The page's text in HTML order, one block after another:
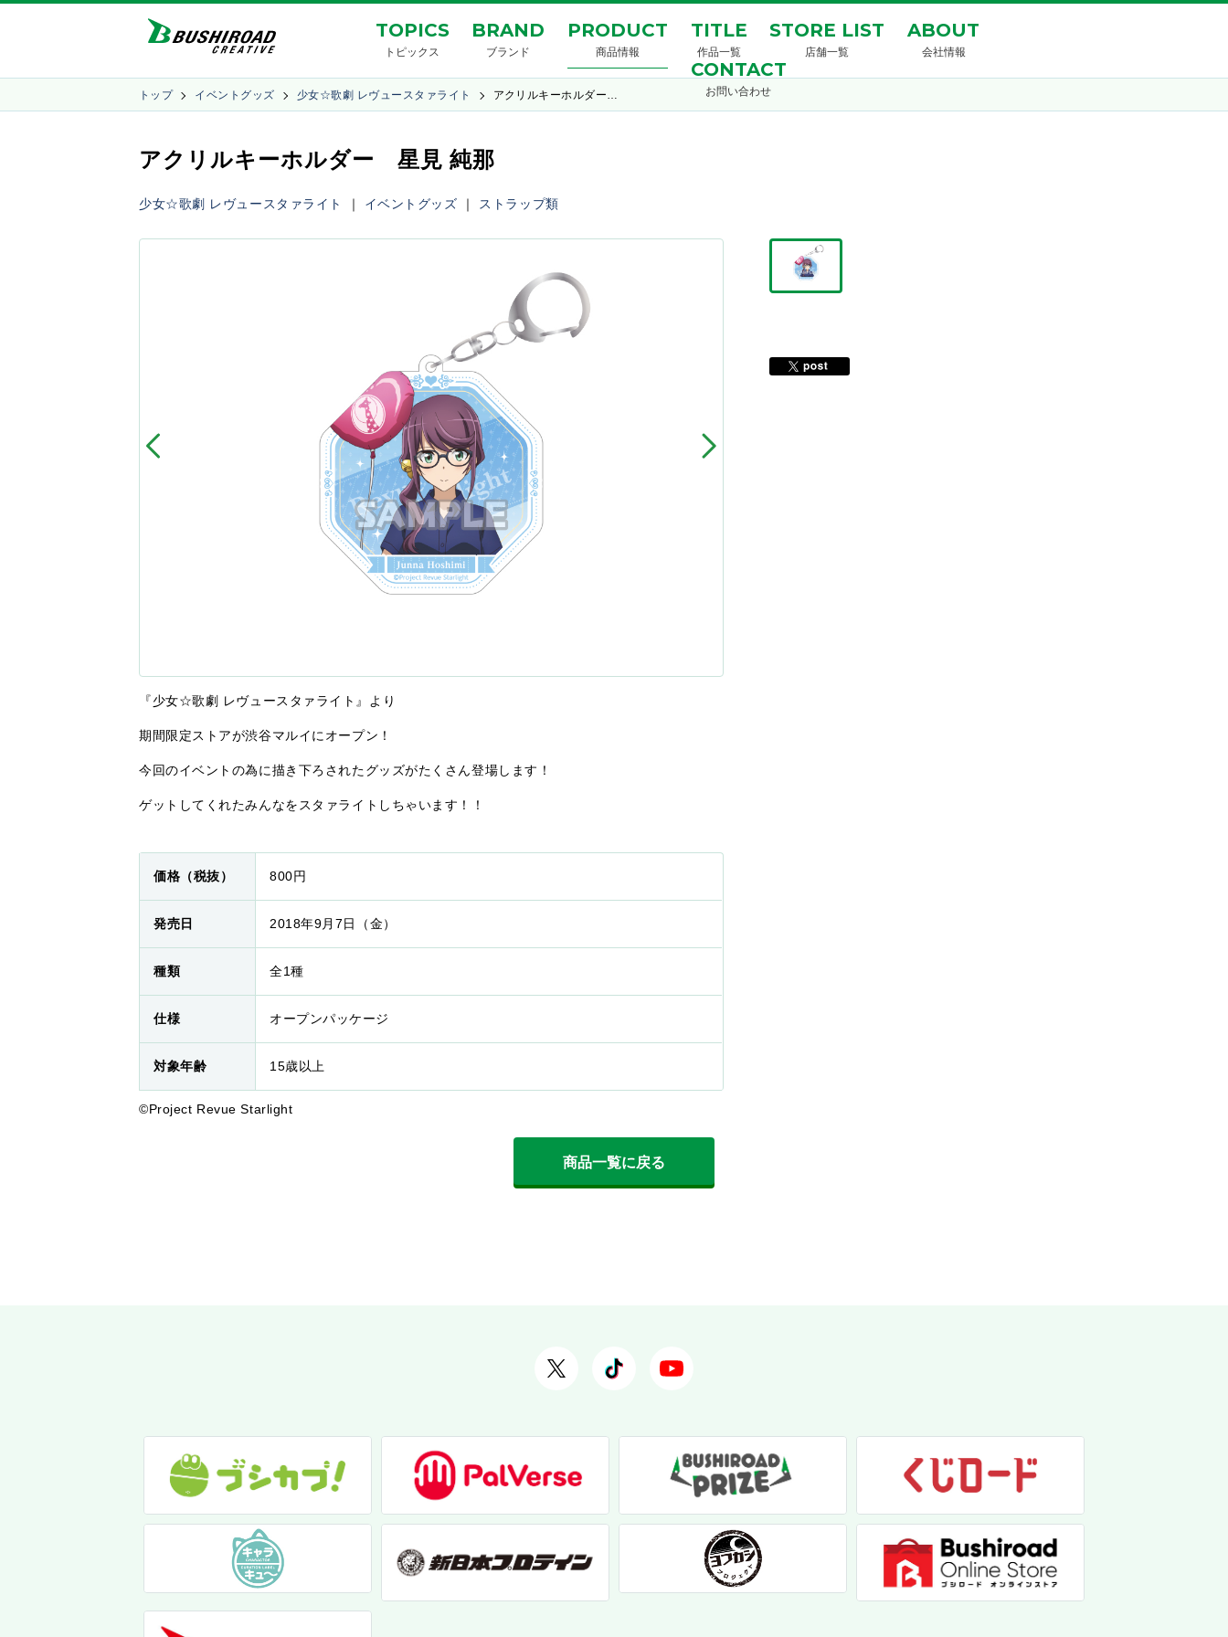
TOPICS
トピックス
BRAND
ブランド
PRODUCT
商品情報
TITLE
作品一覧
STORE LIST
店舗一覧
ABOUT
会社情報
CONTACT
お問い合わせ
トップ イベントグッズ 少女☆歌劇 レヴュースタァライト アクリルキーホルダー…
アクリルキーホルダー 星見 純那
少女☆歌劇 レヴュースタァライト ｜ イベントグッズ ｜ ストラップ類
『少女☆歌劇 レヴュースタァライト』より
期間限定ストアが渋谷マルイにオープン！
今回のイベントの為に描き下ろされたグッズがたくさん登場します！
ゲットしてくれたみんなをスタァライトしちゃいます！！
価格（税抜） 800円
発売日 2018年9月7日（金）
種類 全1種
仕様 オープンパッケージ
対象年齢 15歳以上
©Project Revue Starlight
商品一覧に戻る